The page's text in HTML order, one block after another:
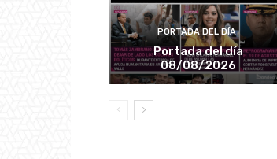
PORTADA DEL DÍA
Portada del día
08/08/2026